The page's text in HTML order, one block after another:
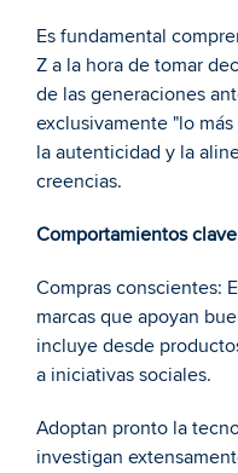
Es fundamental
Z a la hora de tomar
de las generaciones
exclusivamente "lo
la autenticidad y la
creencias.
Comportamientos
Compras conscientes:
marcas que apoyan
incluye desde
a iniciativas sociales.
Adoptan pronto la
investigan